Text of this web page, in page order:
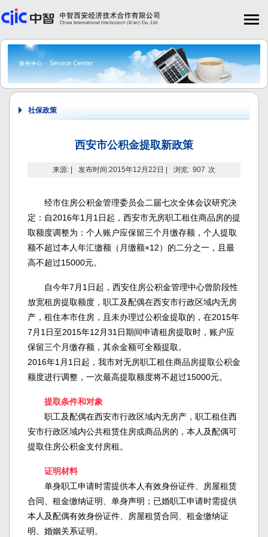
社保政策
西安市公积金提取新政策
来源: | 发布时间:2015年12月22日 | 浏览: 907 次
经市住房公积金管理委员会二届七次全体会议研究决
定：自2016年1月1日起，西安市无房职工租住商品房的提
取额度调整为：个人账户应保留三个月缴存额，个人提取
额不超过本人年汇缴额（月缴额×12）的二分之一，且最
高不超过15000元。
自今年7月1日起，西安住房公积金管理中心曾阶段性
放宽租房提取额度，职工及配偶在西安市行政区域内无房
产，租住本市住房，且未办理过公积金提取的，在2015年
7月1日至2015年12月31日期间申请租房提取时，账户应
保留三个月缴存额，其余金额可全额提取。
2016年1月1日起，我市对无房职工租住商品房提取公积金
额度进行调整，一次最高提取额度将不超过15000元。
提取条件和对象
职工及配偶在西安市行政区域内无房产，职工租住西
安市行政区域内公共租赁住房或商品房的，本人及配偶可
提取住房公积金支付房租。
证明材料
单身职工申请时需提供本人有效身份证件、房屋租赁
合同、租金缴纳证明、单身声明；已婚职工申请时需提供
本人及配偶有效身份证件、房屋租赁合同、租金缴纳证
明、婚姻关系证明。